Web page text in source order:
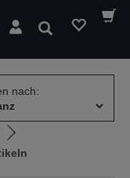
Suchen
nach:
Zur
nächsten